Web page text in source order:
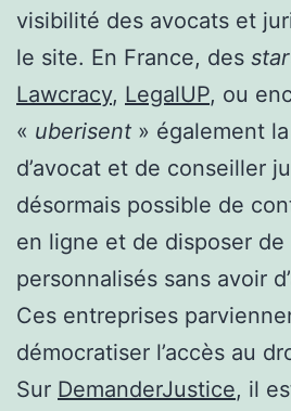
visibilité des avocats et
le site. En France, des
Lawcracy, LegalUP, ou
« uberisent » également
d’avocat et de conseiller
désormais possible de
en ligne et de disposer de
personnalisés sans avoir
Ces entreprises
démocratiser l’accès au
Sur DemanderJustice, il